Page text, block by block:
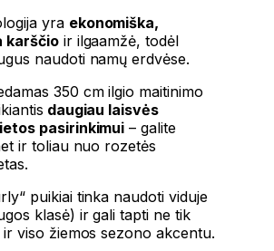
yra ekonomiška,
karščioir ilgaamžė, todėl
naudoti namų erdvėse.
350 cm ilgio maitinimo
daugiau laisvės
pasirinkimui – galite
ir toliau nuo rozetės
puikiai tinka naudoti viduje
klasė) ir gali tapti ne tik
ir viso žiemos sezono akcentu.